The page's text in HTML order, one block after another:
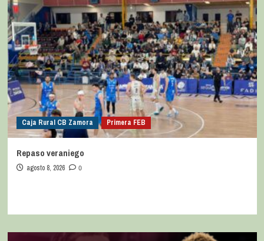
Caja Rural CB Zamora Primera FEB
Repaso veraniego
agosto 8, 2026 0